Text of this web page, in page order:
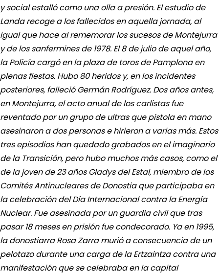
y social estalló como una olla a presión. El estudio de
Landa recoge a los fallecidos en aquella jornada, al
igual que hace al rememorar los sucesos de Montejurra
y de los sanfermines de 1978. El 8 de julio de aquel año,
la Policía cargó en la plaza de toros de Pamplona en
plenas fiestas. Hubo 80 heridos y, en los incidentes
posteriores, falleció Germán Rodríguez. Dos años antes,
en Montejurra, el acto anual de los carlistas fue
reventado por un grupo de ultras que pistola en mano
asesinaron a dos personas e hirieron a varias más. Estos
tres episodios han quedado grabados en el imaginario
de la Transición, pero hubo muchos más casos, como el
de la joven de 23 años Gladys del Estal, miembro de los
Comités Antinucleares de Donostia que participaba en
la celebración del Día Internacional contra la Energía
Nuclear. Fue asesinada por un guardia civil que tras
pasar 18 meses en prisión fue condecorado. Ya en 1995,
la donostiarra Rosa Zarra murió a consecuencia de un
pelotazo durante una carga de la Ertzaintza contra una
manifestación que se celebraba en la capital